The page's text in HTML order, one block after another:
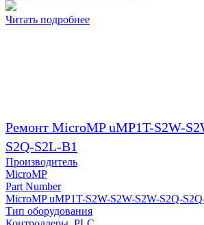
Читать подробнее
Ремонт MicroMP uMP1T-S2W-
S2Q-S2L-B1
Производитель
MicroMP
Part Number
MicroMP uMP1T-S2W-S2W-S2W-S2Q-
Тип оборудования